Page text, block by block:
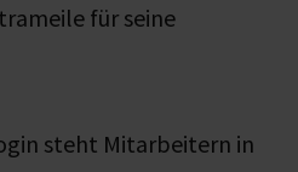
für seine
steht Mitarbeitern in